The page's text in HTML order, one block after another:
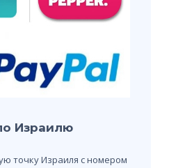
Израилю
точку Израиля с номером